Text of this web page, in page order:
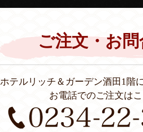
ご注文・お問
ホテルリッチ＆ガーデン酒田1階
お電話でのご注文は